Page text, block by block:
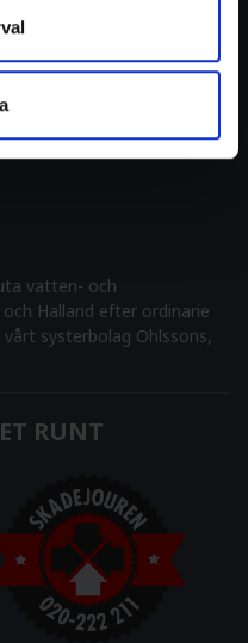
vatten- och
Halland efter ordinarie
systerbolag Ohlssons,
RUNT